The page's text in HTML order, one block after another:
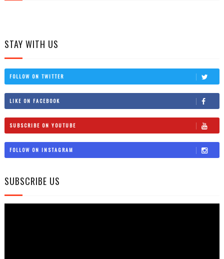
STAY WITH US
FOLLOW ON TWITTER
LIKE ON FACEBOOK
SUBSCRIBE ON YOUTUBE
FOLLOW ON INSTAGRAM
SUBSCRIBE US